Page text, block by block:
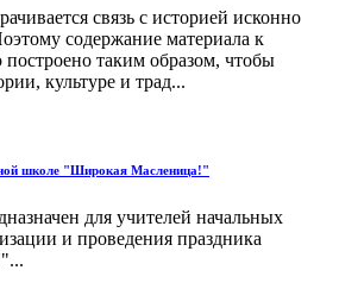
связь с историей исконно
содержание материала к
таким образом, чтобы
культуре и трад...
школе "Широкая Масленица!"
для учителей начальных
и проведения праздника